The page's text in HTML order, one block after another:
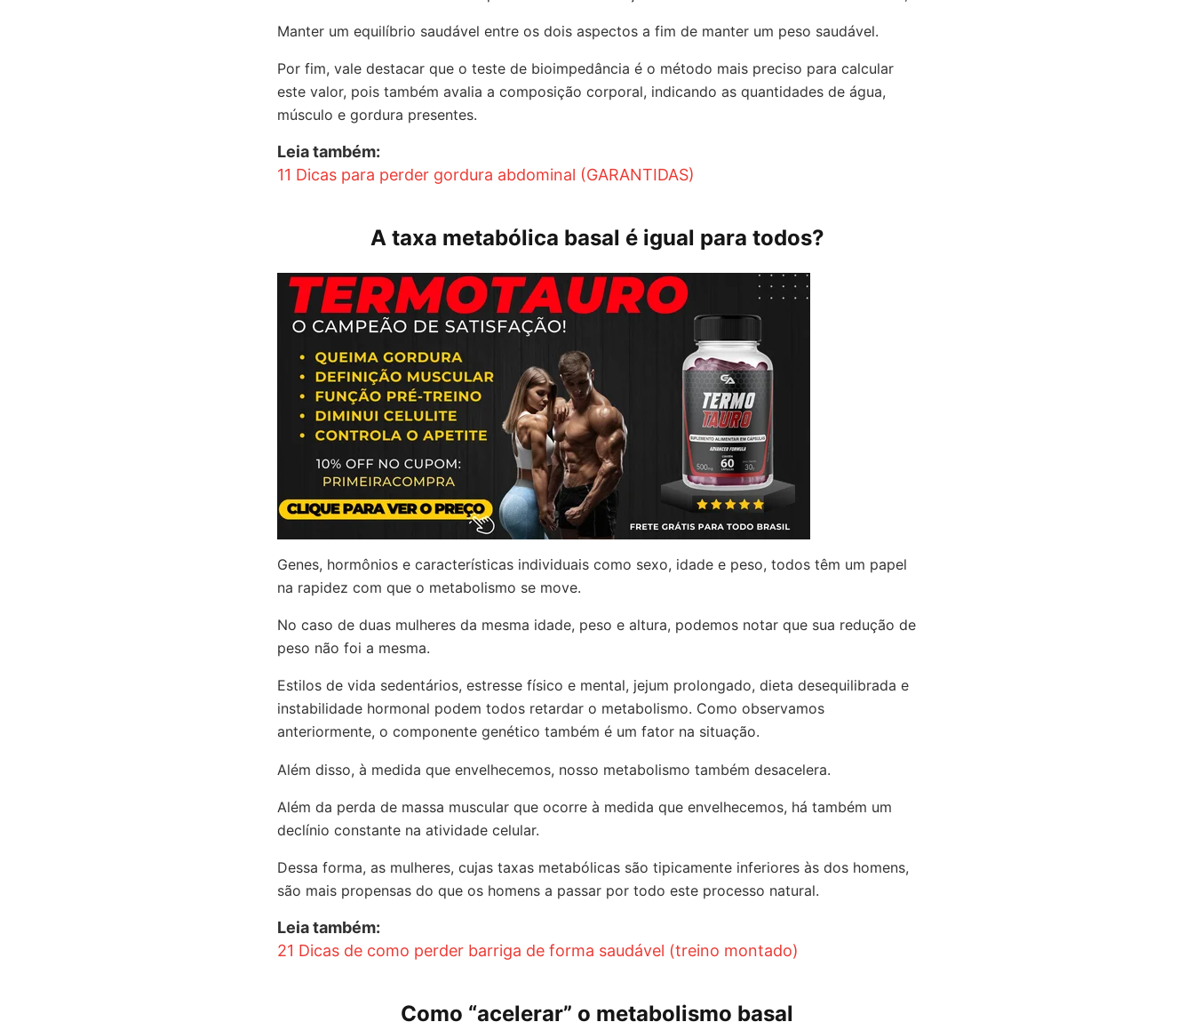
Manter um equilíbrio saudável entre os dois aspectos a fim de manter um peso saudável.
Por fim, vale destacar que o teste de bioimpedância é o método mais preciso para calcular
este valor, pois também avalia a composição corporal, indicando as quantidades de água,
músculo e gordura presentes.
Leia também:
11 Dicas para perder gordura abdominal (GARANTIDAS)
A taxa metabólica basal é igual para todos?
Genes, hormônios e características individuais como sexo, idade e peso, todos têm um papel
na rapidez com que o metabolismo se move.
No caso de duas mulheres da mesma idade, peso e altura, podemos notar que sua redução de
peso não foi a mesma.
Estilos de vida sedentários, estresse físico e mental, jejum prolongado, dieta desequilibrada e
instabilidade hormonal podem todos retardar o metabolismo. Como observamos
anteriormente, o componente genético também é um fator na situação.
Além disso, à medida que envelhecemos, nosso metabolismo também desacelera.
Além da perda de massa muscular que ocorre à medida que envelhecemos, há também um
declínio constante na atividade celular.
Dessa forma, as mulheres, cujas taxas metabólicas são tipicamente inferiores às dos homens,
são mais propensas do que os homens a passar por todo este processo natural.
Leia também:
21 Dicas de como perder barriga de forma saudável (treino montado)
Como “acelerar” o metabolismo basal